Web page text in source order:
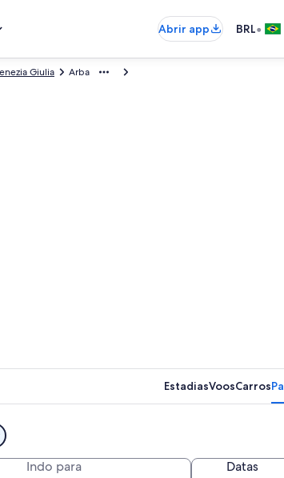
Abrir app BRL•
Arba
Giulia
EstadiasVoosCarros
Indo para Datas